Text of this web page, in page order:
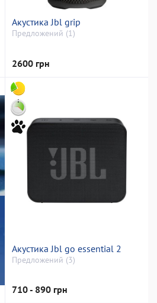
Акустика Jbl grip
Предложений (1)
2600 грн
Акустика Jbl go essential 2
Предложений (3)
710 - 890 грн